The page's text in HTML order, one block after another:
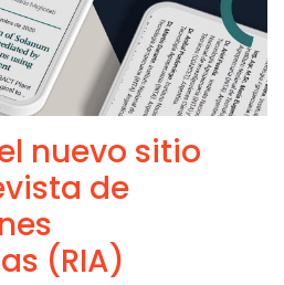
nuevo sitio
de
(RIA)